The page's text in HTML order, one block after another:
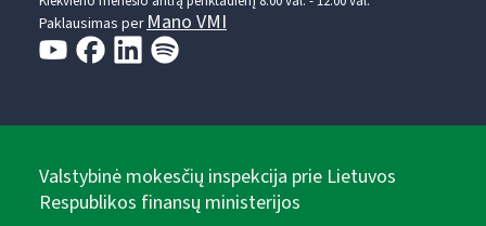
Paklausimas per Mano VMI
Valstybinė mokesčių inspekcija prie Lietuvos
Respublikos finansų ministerijos